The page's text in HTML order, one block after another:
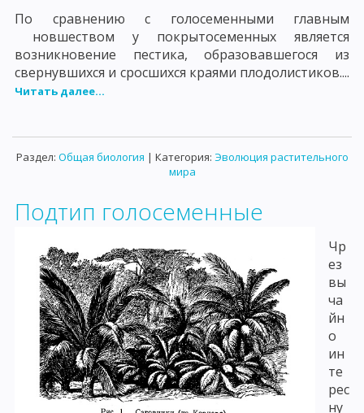
По сравнению с голосеменными главным
новшеством у покрытосеменных является
возникновение пестика, образовавшегося из
свернувшихся и сросшихся краями плодолистиков....
Читать далее...
Раздел: Общая биология | Категория: Эволюция растительного
мира
Подтип голосеменные
Чр
ез
вы
ча
йн
о
ин
те
рес
ну